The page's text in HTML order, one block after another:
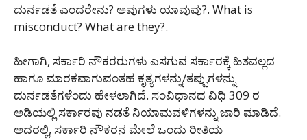
ದುರ್ನಡತೆ ಎಂದರೇನು? ಅವುಗಳು ಯಾವುವು?. What is
misconduct? What are they?.
ಹೀಗಾಗಿ, ಸರ್ಕಾರಿ ನೌಕರರುಗಳು ಎಸಗುವ ಸರ್ಕಾರಕ್ಕೆ ಹಿತವಲ್ಲದ
ಹಾಗೂ ಮಾರಕವಾಗುವಂತಹ ಕೃತ್ಯಗಳನ್ನು/ತಪ್ಪುಗಳನ್ನು
ದುರ್ನಡತೆಗಳೆಂದು ಹೇಳಲಾಗಿದೆ. ಸಂವಿಧಾನದ ವಿಧಿ 309 ರ
ಅಡಿಯಲ್ಲಿ ಸರ್ಕಾರವು ನಡತೆ ನಿಯಾಮವಳಿಗಳನ್ನು ಜಾರಿ ಮಾಡಿದೆ.
ಅದರಲ್ಲಿ, ಸರ್ಕಾರಿ ನೌಕರನ ಮೇಲೆ ಒಂದು ರೀತಿಯ